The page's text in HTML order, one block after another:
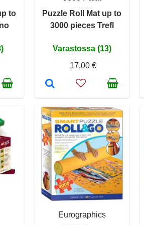
to
Puzzle Roll Mat up to
3000 pieces Trefl
Varastossa (13)
17,00 €
Eurographics